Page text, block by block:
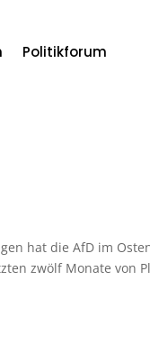
Politikforum
hat die AfD im
zwölf Monate von